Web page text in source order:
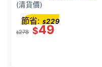
(清貨價)
$278 $49
節省: $229